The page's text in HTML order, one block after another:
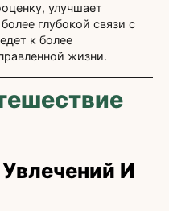
улучшает
глубокой связи с
к более
жизни.
И